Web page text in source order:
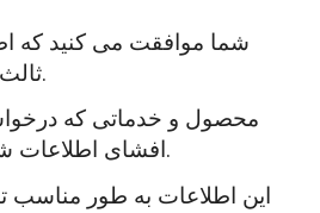
شما موافقت می کنید که
ثالث به اشتراک بگذارید.
محصول و خدماتی که
افشای اطلاعات شما قابل ارائه است.
این اطلاعات به طور